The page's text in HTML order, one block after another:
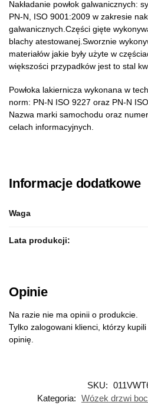
Nakładanie powłok galwanicznych:
PN-N, ISO 9001:2009 w zakresie
galwanicznych.Części gięte
blachy atestowanej.Sworznie
materiałów jakie były użyte w
większości przypadków jest to stal
Powłoka lakiernicza wykonana w
norm: PN-N ISO 9227 oraz PN-N
Nazwa marki samochodu oraz
celach informacyjnych.
Informacje dodatkowe
Waga
Lata produkcji:
Opinie
Na razie nie ma opinii o produkcie.
Tylko zalogowani klienci, którzy
opinię.
SKU:
Kategoria: Wózek drzwi